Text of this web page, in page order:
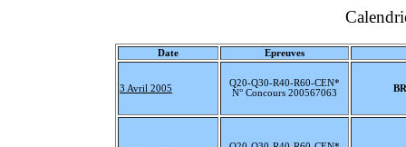
C
Date Epreuves
3 Avril 2005
Q20-Q30-R40-R60-CEN*
N° Concours 200567063